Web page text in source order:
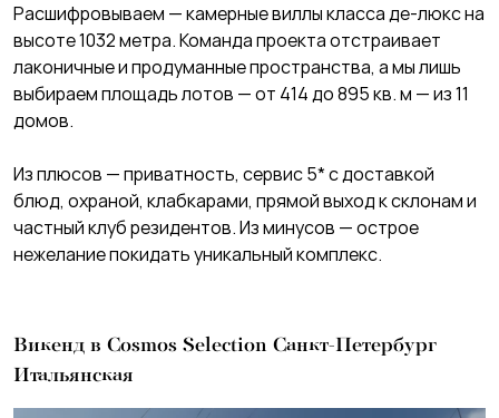
Расшифровываем — камерные виллы класса де-люкс на
высоте 1032 метра. Команда проекта отстраивает
лаконичные и продуманные пространства, а мы лишь
выбираем площадь лотов — от 414 до 895 кв. м — из 11
домов.
Из плюсов — приватность, сервис 5* с доставкой
блюд, охраной, клабкарами, прямой выход к склонам и
частный клуб резидентов. Из минусов — острое
нежелание покидать уникальный комплекс.
Викенд в Cosmos Selection Санкт-Петербург
Итальянская